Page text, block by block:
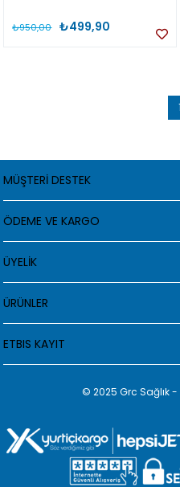
₺499,90
₺950,00
1
MÜŞTERİ DESTEK
ÖDEME VE KARGO
ÜYELİK
ÜRÜNLER
ETBIS KAYIT
© 2025 Grc Sağlık -